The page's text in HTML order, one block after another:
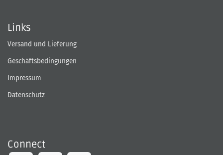
Links
Versand und Lieferung
Geschäftsbedingungen
Impressum
Datenschutz
Connect